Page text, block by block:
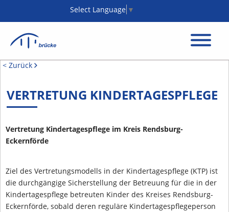
Select Language ▼
< Zurück
VERTRETUNG KINDERTAGESPFLEGE
Vertretung Kindertagespflege im Kreis Rendsburg-
Eckernförde
Ziel des Vertretungsmodells in der Kindertagespflege (KTP) ist
die durchgängige Sicherstellung der Betreuung für die in der
Kindertagespflege betreuten Kinder des Kreises Rendsburg-
Eckernförde, sobald deren reguläre Kindertagespflegeperson